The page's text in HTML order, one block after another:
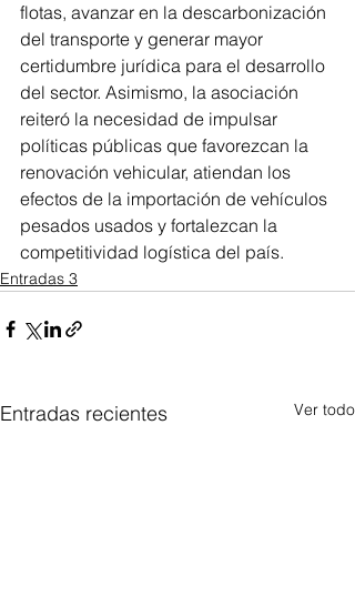
flotas, avanzar en la descarbonización
del transporte y generar mayor
certidumbre jurídica para el desarrollo
del sector. Asimismo, la asociación
reiteró la necesidad de impulsar
políticas públicas que favorezcan la
renovación vehicular, atiendan los
efectos de la importación de vehículos
pesados usados y fortalezcan la
competitividad logística del país.
Entradas 3
Entradas recientes Ver todo